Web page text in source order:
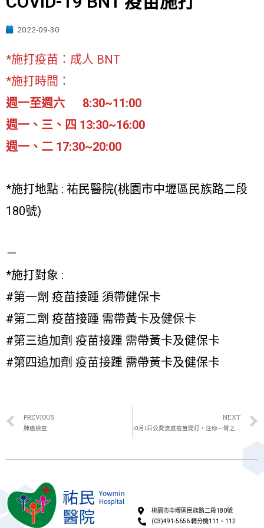
2022-09-30
*施打疫苗：成人 BNT
*施打時間：
週一至週六 8:30~11:00
週一、三、四 13:30~16:00
週一、二 17:30~20:00
*施打地點 : 祐民醫院(桃園市中壢區民族路二段
180號)
－
*施打對象 :
#第一劑 疫苗接踵 須帶健保卡
#第二劑 疫苗接踵 需帶黃卡及健保卡
#第三追加劑 疫苗接踵 需帶黃卡及健保卡
#第四追加劑 疫苗接踵 需帶黃卡及健保卡
PREVIOUS
肺癌檢查
NEXT
10月1日公費流感疫苗開打，注你一臂之力
桃園市中壢區民族路二段180號
(03)491-5656 轉分機111、112